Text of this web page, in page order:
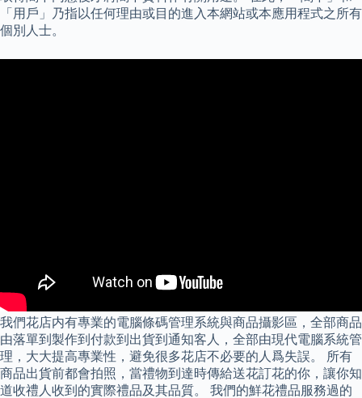
「用戶」乃指以任何理由或目的進入本網站或本應用程式之所有
個別人士。
我們花店内有專業的電腦條碼管理系統與商品攝影區，全部商品
由落單到製作到付款到出貨到通知客人，全部由現代電腦系統管
理，大大提高專業性，避免很多花店不必要的人爲失誤。 所有
商品出貨前都會拍照，當禮物到達時傳給送花訂花的你，讓你知
道收禮人收到的實際禮品及其品質。 我們的鮮花禮品服務過的